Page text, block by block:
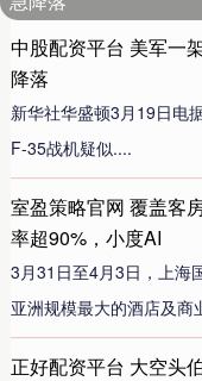
中股配资平台 美军一
降落
新华社华盛顿3月19日电
F-35战机疑似....
室盈策略官网 覆盖客
率超90%，小度AI
3月31日至4月3日，上海
亚洲规模最大的酒店及
正好配资平台 大空头